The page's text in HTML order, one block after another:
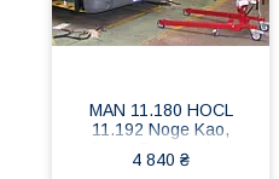
MAN 11.180 HOCL
11.192 Noge Kao,
Noge Etna заміна
лобового нижнього
4 840 ₴